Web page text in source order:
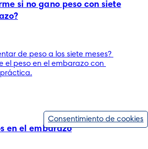
si no gano peso con siete
de peso a los siete meses?
el peso en el embarazo con
en el embarazo
Consentimiento de cookies